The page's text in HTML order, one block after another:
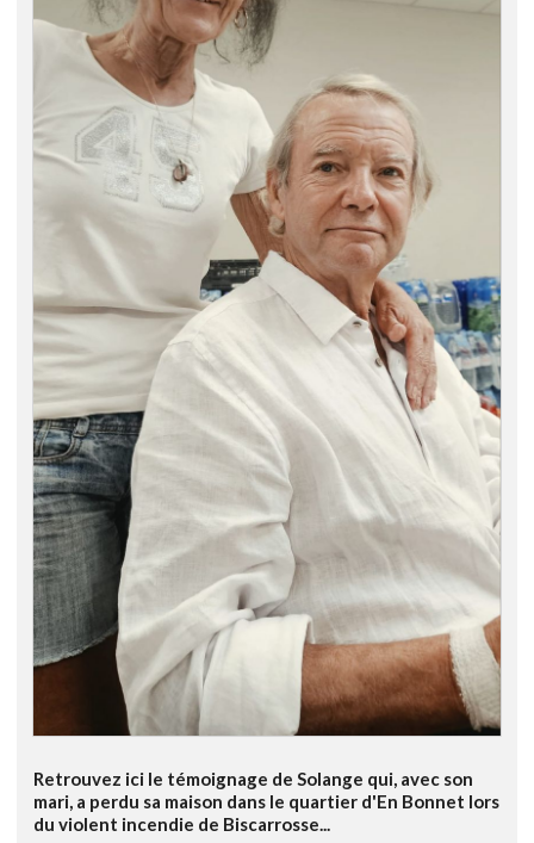
Retrouvez ici le témoignage de Solange qui, avec son
mari, a perdu sa maison dans le quartier d'En Bonnet lors
du violent incendie de Biscarrosse...